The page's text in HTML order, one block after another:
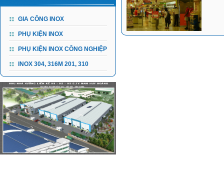
GIA CÔNG INOX
PHỤ KIỆN INOX
PHỤ KIỆN INOX CÔNG NGHIỆP
INOX 304, 316M 201, 310